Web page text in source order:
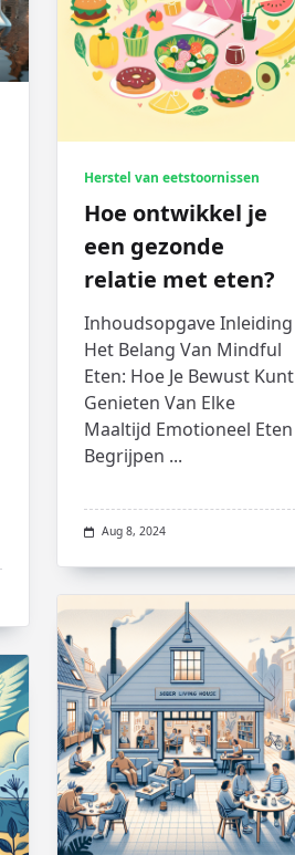
Herstel van eetstoornissen
Hoe ontwikkel je
een gezonde
relatie met eten?
Inhoudsopgave Inleiding
Het Belang Van Mindful
Eten: Hoe Je Bewust Kunt
Genieten Van Elke
Maaltijd Emotioneel Eten
Begrijpen ...
Aug 8, 2024